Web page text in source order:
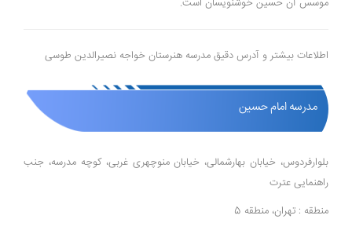
اطلاعات بیشتر و آدرس دقیق مدرسه هنرستان خواجه نصیرالدین طوسی
مدرسه امام حسین
بلوارفردوس، خیابان بهارشمالی، خیابان منوچهری غربی، کوچه مدرسه، جنب
راهنمایی عترت
منطقه : تهران، منطقه 5